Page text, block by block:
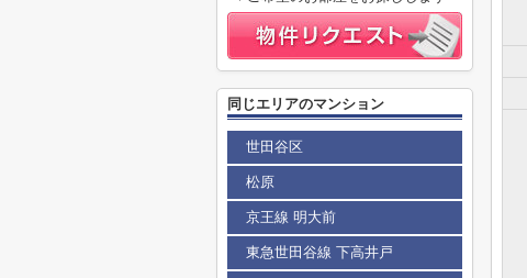
同じエリアのマンション
世田谷区
松原
京王線 明大前
東急世田谷線 下高井戸